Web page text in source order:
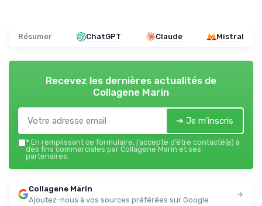
Résumer ChatGPT Claude Mistral
Recevez les dernières actualités de
Collagene Marin
➔ Je m'inscris
* En remplissant ce formulaire, j’accepte d’être contacté(e) à
des fins commerciales par Collagene Marin et ses
partenaires.
Collagene Marin
Ajoutez-nous à vos sources préférées sur Google